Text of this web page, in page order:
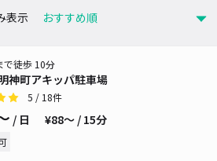
表示
神町アキッパ駐車場
で徒歩 10分
5 / 18件
/ 日 ¥88〜 / 15分